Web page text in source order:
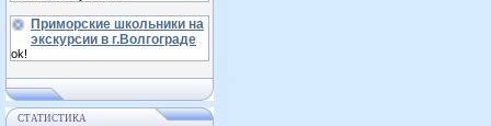
Приморские школьники на
экскурсии в г.Волгограде
ok!
СТАТИСТИКА